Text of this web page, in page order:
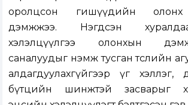
оролцсон гишүүдийн олонх
дэмжжээ. Нэгдсэн
хэлэлцүүлгээ олонхын
саналуудыг нэмж тусган төслийн
алдагдуулахгүйгээр үг хэллэг,
бүтцийн шинжтэй засварыг